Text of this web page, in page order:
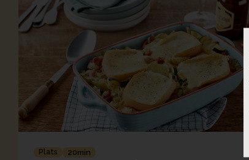
Plats 20min